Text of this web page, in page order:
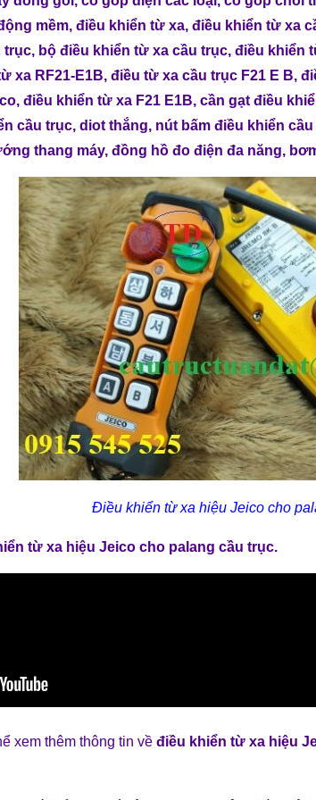
mềm, điều khiển từ xa, điều khiển từ xa
trục, bộ điều khiển từ xa cầu trục, điều khiển
xa RF21-E1B, điều từ xa cầu trục F21 E B,
, điều khiển từ xa F21 E1B, cần gạt điều
cầu trục, diot thắng, nút bấm điều khiển
thang máy, đồng hồ đo điện đa năng,
Điều khiển từ xa hiệu Jeico cho
từ xa hiệu Jeico cho palang cầu trục.
xem thêm thông tin về điều khiển từ xa hiệu